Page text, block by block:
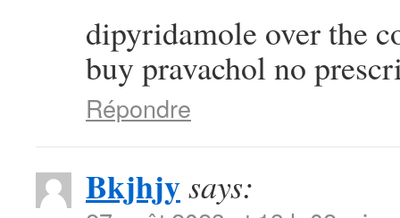
dipyridamole over the
buy pravachol no
Répondre
Bkjhjysays: